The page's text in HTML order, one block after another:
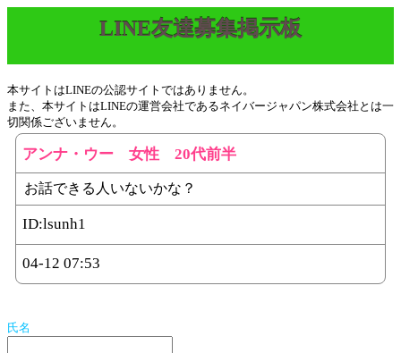
LINE友達募集掲示板
本サイトはLINEの公認サイトではありません。
また、本サイトはLINEの運営会社であるネイバージャパン株式会社とは一
切関係ございません。
アンナ・ウー 女性 20代前半
お話できる人いないかな？
ID:lsunh1
04-12 07:53
氏名